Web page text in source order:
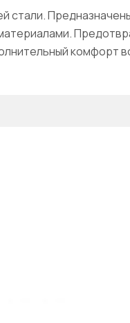
стали.
комфорт